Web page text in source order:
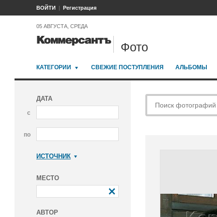
ВОЙТИ Регистрация
05 АВГУСТА, СРЕДА
Фото
КАТЕГОРИИ СВЕЖИЕ ПОСТУПЛЕНИЯ АЛЬБОМЫ
ДАТА
с
по
ИСТОЧНИК
МЕСТО
АВТОР